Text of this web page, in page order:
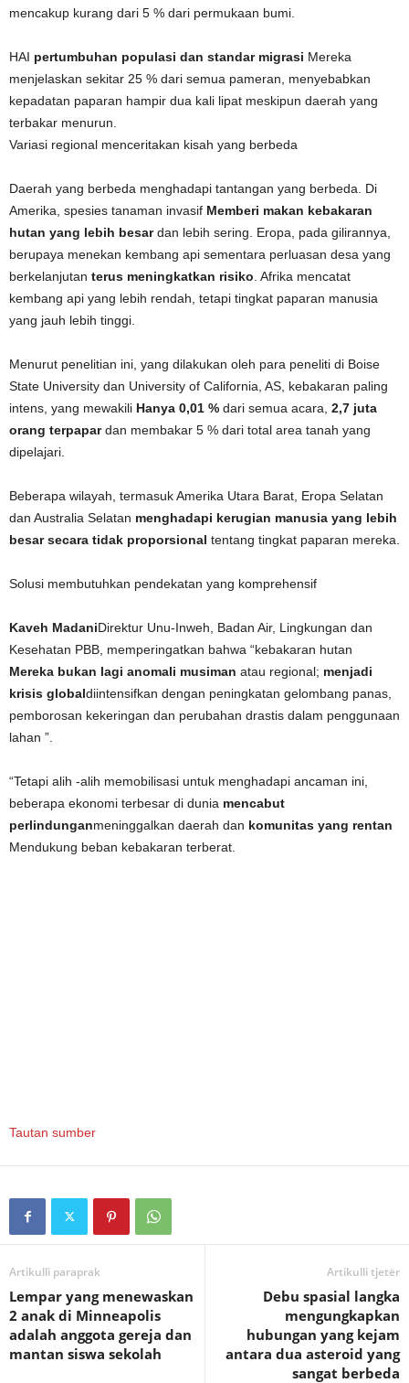
mencakup kurang dari 5 % dari permukaan bumi.
HAI pertumbuhan populasi dan standar migrasi Mereka
menjelaskan sekitar 25 % dari semua pameran, menyebabkan
kepadatan paparan hampir dua kali lipat meskipun daerah yang
terbakar menurun.
Variasi regional menceritakan kisah yang berbeda
Daerah yang berbeda menghadapi tantangan yang berbeda. Di
Amerika, spesies tanaman invasif Memberi makan kebakaran
hutan yang lebih besardan lebih sering. Eropa, pada gilirannya,
berupaya menekan kembang api sementara perluasan desa yang
berkelanjutan terus meningkatkan risiko . Afrika mencatat
kembang api yang lebih rendah, tetapi tingkat paparan manusia
yang jauh lebih tinggi.
Menurut penelitian ini, yang dilakukan oleh para peneliti di Boise
State University dan University of California, AS, kebakaran paling
intens, yang mewakili Hanya 0,01 % dari semua acara, 2,7 juta
orang terpapardan membakar 5 % dari total area tanah yang
dipelajari.
Beberapa wilayah, termasuk Amerika Utara Barat, Eropa Selatan
dan Australia Selatan menghadapi kerugian manusia yang lebih
besar secara tidak proporsional tentang tingkat paparan mereka.
Solusi membutuhkan pendekatan yang komprehensif
Kaveh MadaniDirektur Unu-Inweh, Badan Air, Lingkungan dan
Kesehatan PBB, memperingatkan bahwa “kebakaran hutan
Mereka bukan lagi anomali musiman atau regional; menjadi
krisis globaldiintensifkan dengan peningkatan gelombang panas,
pemborosan kekeringan dan perubahan drastis dalam penggunaan
lahan ”.
“Tetapi alih -alih memobilisasi untuk menghadapi ancaman ini,
beberapa ekonomi terbesar di dunia mencabut
perlindunganmeninggalkan daerah dan komunitas yang rentan
Mendukung beban kebakaran terberat.
Tautan sumber
Artikulli paraprak
Lempar yang menewaskan
2 anak di Minneapolis
adalah anggota gereja dan
mantan siswa sekolah
Artikulli tjetër
Debu spasial langka
mengungkapkan
hubungan yang kejam
antara dua asteroid yang
sangat berbeda